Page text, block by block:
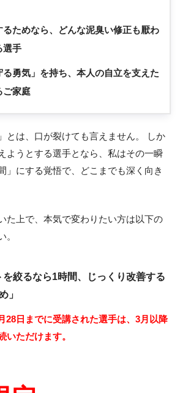
るためなら、どんな泥臭い修正も厭わ
選手
る勇気」を持ち、本人の自立を支えた
ご家庭
とは、口が裂けても言えません。 しか
ようとする選手となら、私はその一瞬
」にする覚悟で、どこまでも深く向き
た上で、本気で変わりたい方は以下の
。
を絞るなら1時間、じっくり改善する
」
28日までに受講された選手は、3月以降
いただけます。